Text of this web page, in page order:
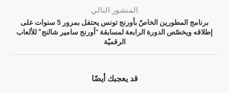
المنشور التالي
برنامج المطورين الخاصّ بأورنج تونس يحتفل بمرور 5 سنوات على
إطلاقه ويخصّص الدورة الرابعة لمسابقة “أورنج سامير شالنج” للألعاب
الرقميّة
قد يعجبك أيضًا